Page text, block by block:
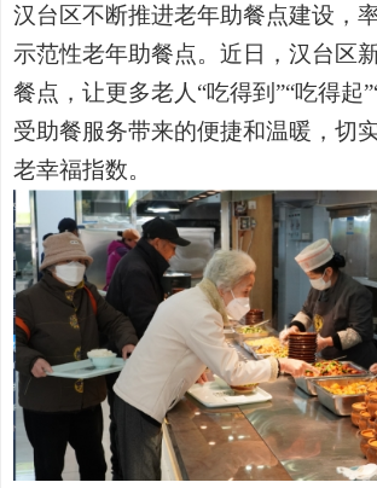
汉台区不断推进老年助餐点建设，
示范性老年助餐点。近日，汉台区
餐点，让更多老人“吃得到”“吃得起
受助餐服务带来的便捷和温暖，切
老幸福指数。